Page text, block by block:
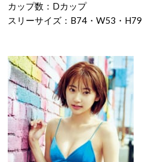
カップ数：Dカップ
スリーサイズ：B74・W53・H79